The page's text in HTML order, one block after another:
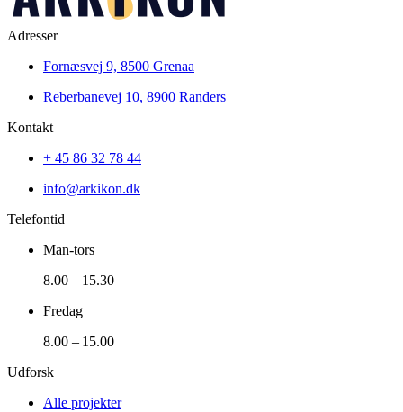
Adresser
Fornæsvej 9, 8500 Grenaa
Reberbanevej 10, 8900 Randers
Kontakt
+ 45 86 32 78 44
info@arkikon.dk
Telefontid
Man-tors
8.00 – 15.30
Fredag
8.00 – 15.00
Udforsk
Alle projekter